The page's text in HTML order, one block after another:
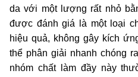
da với một lượng rất nhỏ
được đánh giá là một loại
hiệu quả, không gây kích
thể phân giải nhanh chóng
nhóm chất làm đầy này